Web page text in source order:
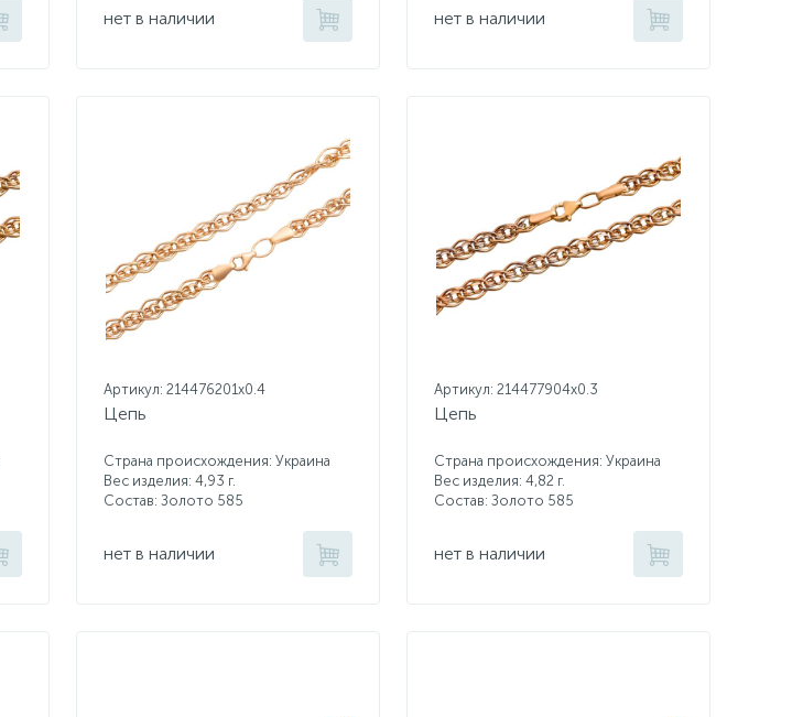
нет в наличии нет в наличии
Артикул: 214476201x0.4
Цепь
Страна происхождения: Украина
Вес изделия: 4,93 г.
Состав: Золото 585
нет в наличии
Артикул: 214477904x0.3
Цепь
Страна происхождения: Украина
Вес изделия: 4,82 г.
Состав: Золото 585
нет в наличии